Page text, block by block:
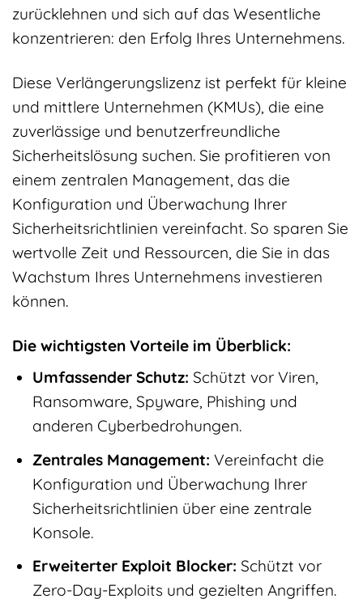
zurücklehnen und sich auf das Wesentliche
konzentrieren: den Erfolg Ihres Unternehmens.
Diese Verlängerungslizenz ist perfekt für kleine
und mittlere Unternehmen (KMUs), die eine
zuverlässige und benutzerfreundliche
Sicherheitslösung suchen. Sie profitieren von
einem zentralen Management, das die
Konfiguration und Überwachung Ihrer
Sicherheitsrichtlinien vereinfacht. So sparen Sie
wertvolle Zeit und Ressourcen, die Sie in das
Wachstum Ihres Unternehmens investieren
können.
Die wichtigsten Vorteile im Überblick:
Umfassender Schutz: Schützt vor Viren,
Ransomware, Spyware, Phishing und
anderen Cyberbedrohungen.
Zentrales Management: Vereinfacht die
Konfiguration und Überwachung Ihrer
Sicherheitsrichtlinien über eine zentrale
Konsole.
Erweiterter Exploit Blocker: Schützt vor
Zero-Day-Exploits und gezielten Angriffen.